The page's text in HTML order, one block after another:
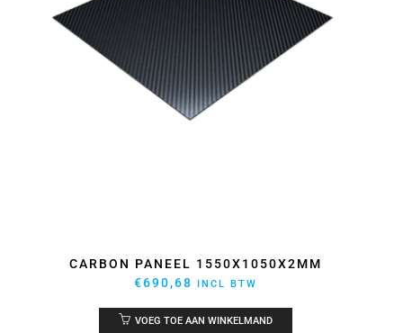
CARBON PANEEL 1550X1050X2MM
€690,68 INCL BTW
VOEG TOE AAN WINKELMAND